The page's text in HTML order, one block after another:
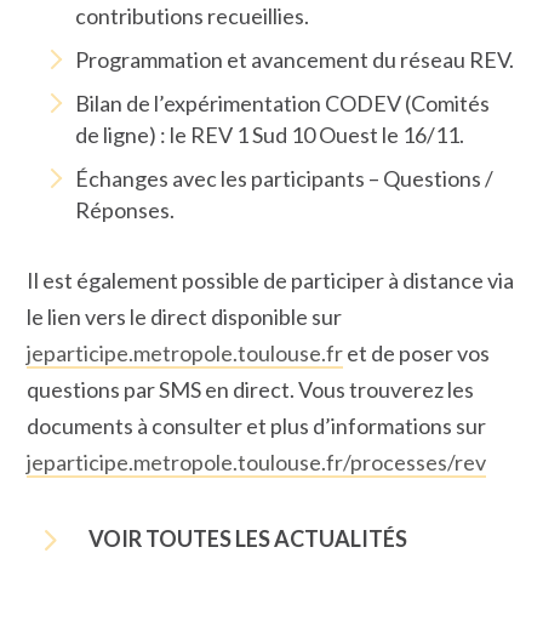
contributions recueillies.
Programmation et avancement du réseau REV.
Bilan de l’expérimentation CODEV (Comités
de ligne) : le REV 1 Sud 10 Ouest le 16/11.
Échanges avec les participants – Questions /
Réponses.
Il est également possible de participer à distance via
le lien vers le direct disponible sur
jeparticipe.metropole.toulouse.fret de poser vos
questions par SMS en direct. Vous trouverez les
documents à consulter et plus d’informations sur
jeparticipe.metropole.toulouse.fr/processes/rev
5 VOIR TOUTES LES ACTUALITÉS